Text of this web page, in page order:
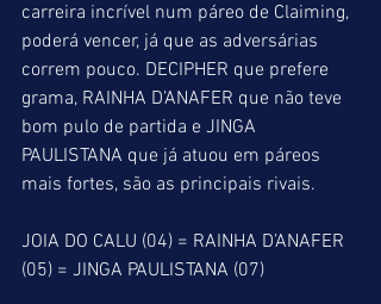
carreira incrível num páreo de Claiming,
poderá vencer, já que as adversárias
correm pouco. DECIPHER que prefere
grama, RAINHA D’ANAFER que não teve
bom pulo de partida e JINGA
PAULISTANA que já atuou em páreos
mais fortes, são as principais rivais.
JOIA DO CALU (04) = RAINHA D’ANAFER
(05) = JINGA PAULISTANA (07)